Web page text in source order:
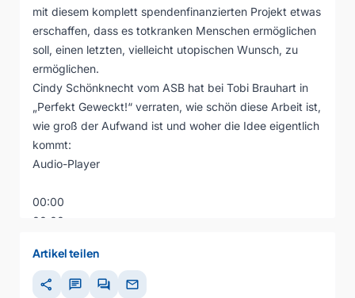
mit diesem komplett spendenfinanzierten Projekt etwas
erschaffen, dass es totkranken Menschen ermöglichen
soll, einen letzten, vielleicht utopischen Wunsch, zu
ermöglichen.
Cindy Schönknecht vom ASB hat bei Tobi Brauhart in
„Perfekt Geweckt!“ verraten, wie schön diese Arbeit ist,
wie groß der Aufwand ist und woher die Idee eigentlich
kommt:
Audio-Player
00:00
00:00
Artikel teilen
share chat forum mail